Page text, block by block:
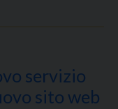
servizio
sito web